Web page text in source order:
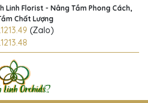
Linh Florist - Nâng Tầm Phong Cách,
Chất Lượng
(Zalo)